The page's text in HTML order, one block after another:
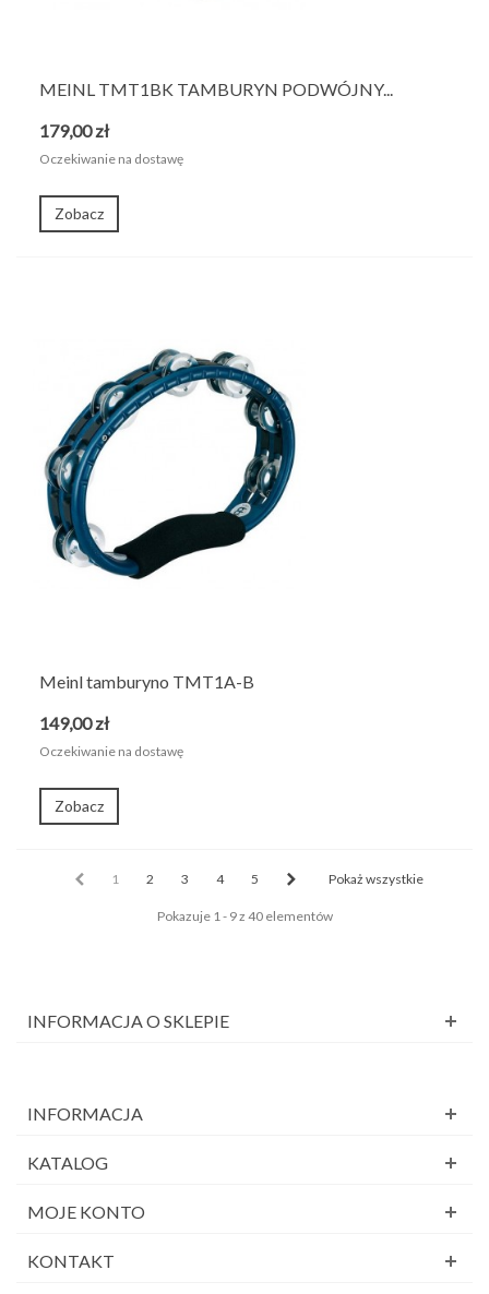
MEINL TMT1BK TAMBURYN PODWÓJNY...
179,00 zł
Oczekiwanie na dostawę
Zobacz
Meinl tamburyno TMT1A-B
149,00 zł
Oczekiwanie na dostawę
Zobacz
1 2 3 4 5 Pokaż wszystkie
Pokazuje 1 - 9 z 40 elementów
INFORMACJA O SKLEPIE
INFORMACJA
KATALOG
MOJE KONTO
KONTAKT